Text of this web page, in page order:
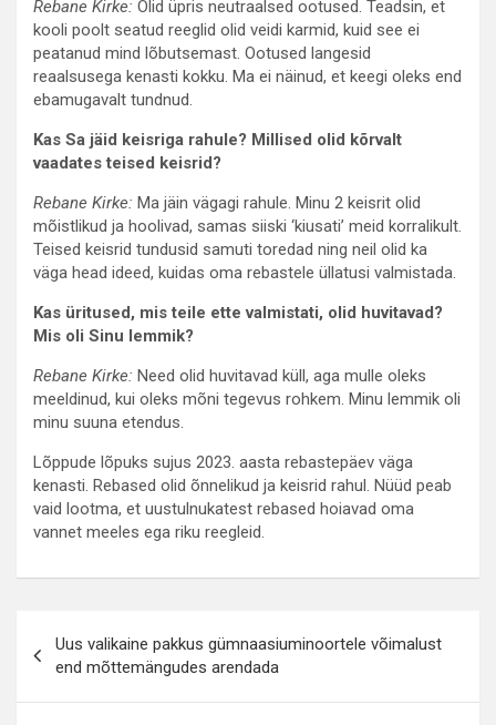
Rebane Kirke: Olid üpris neutraalsed ootused. Teadsin, et
kooli poolt seatud reeglid olid veidi karmid, kuid see ei
peatanud mind lõbutsemast. Ootused langesid
reaalsusega kenasti kokku. Ma ei näinud, et keegi oleks end
ebamugavalt tundnud.
Kas Sa jäid keisriga rahule? Millised olid kõrvalt
vaadates teised keisrid?
Rebane Kirke: Ma jäin vägagi rahule. Minu 2 keisrit olid
mõistlikud ja hoolivad, samas siiski ‘kiusati’ meid korralikult.
Teised keisrid tundusid samuti toredad ning neil olid ka
väga head ideed, kuidas oma rebastele üllatusi valmistada.
Kas üritused, mis teile ette valmistati, olid huvitavad?
Mis oli Sinu lemmik?
Rebane Kirke: Need olid huvitavad küll, aga mulle oleks
meeldinud, kui oleks mõni tegevus rohkem. Minu lemmik oli
minu suuna etendus.
Lõppude lõpuks sujus 2023. aasta rebastepäev väga
kenasti. Rebased olid õnnelikud ja keisrid rahul. Nüüd peab
vaid lootma, et uustulnukatest rebased hoiavad oma
vannet meeles ega riku reegleid.
Uus valikaine pakkus gümnaasiuminoortele võimalust
end mõttemängudes arendada